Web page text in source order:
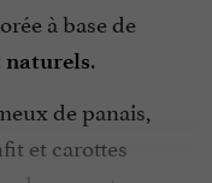
à base de
naturels.
de panais,
et carottes